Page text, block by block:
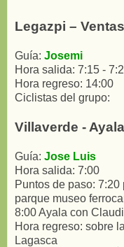
Legazpi – Ventas
Guía: Josemi
Hora salida: 7:15 -
Hora regreso: 14:00
Ciclistas del grupo:
Villaverde - Ayala
Guía: Jose Luis
Hora salida: 7:00
Puntos de paso:
parque museo
8:00 Ayala con
Hora regreso: sobre
Lagasca